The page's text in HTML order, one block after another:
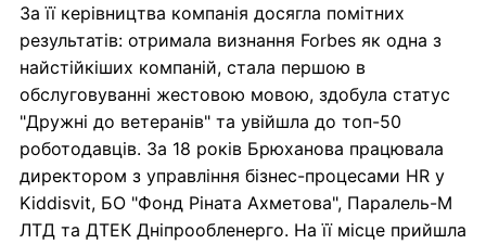
За її керівництва компанія досягла помітних
результатів: отримала визнання Forbes як одна з
найстійкіших компаній, стала першою в
обслуговуванні жестовою мовою, здобула статус
"Дружні до ветеранів" та увійшла до топ-50
роботодавців. За 18 років Брюханова працювала
директором з управління бізнес-процесами HR у
Kiddisvit, БО "Фонд Ріната Ахметова", Паралель-М
ЛТД та ДТЕК Дніпрообленерго. На її місце прийшла